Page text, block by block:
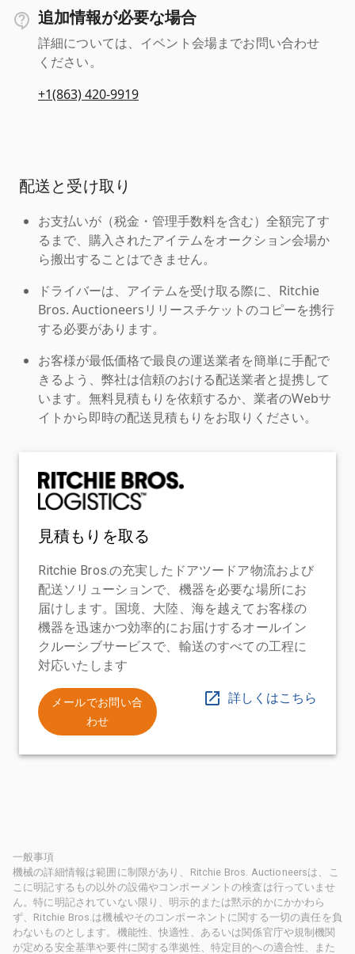
追加情報が必要な場合
詳細については、イベント会場までお問い合わせ
ください。
+1(863) 420-9919
配送と受け取り
お支払いが（税金・管理手数料を含む）全額完了す
るまで、購入されたアイテムをオークション会場か
ら搬出することはできません。
ドライバーは、アイテムを受け取る際に、Ritchie
Bros. Auctioneersリリースチケットのコピーを携行
する必要があります。
お客様が最低価格で最良の運送業者を簡単に手配で
きるよう、弊社は信頼のおける配送業者と提携して
います。無料見積もりを依頼するか、業者のWebサ
イトから即時の配送見積もりをお取りください。
見積もりを取る
Ritchie Bros.の充実したドアツードア物流および
配送ソリューションで、機器を必要な場所にお
届けします。国境、大陸、海を越えてお客様の
機器を迅速かつ効率的にお届けするオールイン
クルーシブサービスで、輸送のすべての工程に
対応いたします
メールでお問い合
わせ
詳しくはこちら
一般事項
機械の詳細情報は範囲に制限があり、Ritchie Bros. Auctioneersは、こ
こに明記するもの以外の設備やコンポーメントの検査は行っていませ
ん。特に明記されていない限り、明示的または黙示的かにかかわら
ず、Ritchie Bros.は機械やそのコンポーネントに関する一切の責任を負
わないものとします。機能性、快適性、あるいは関係官庁や規制機関
が定める安全基準や要件に関する準拠性、特定目的への適合性、また